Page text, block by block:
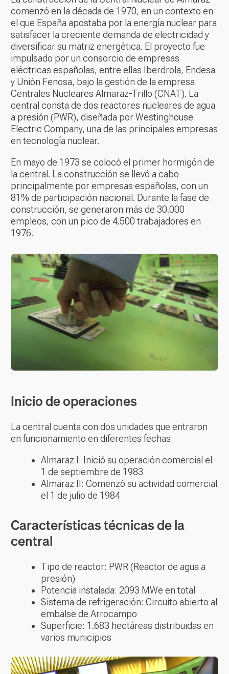
comenzó en la década de 1970, en un contexto en
el que España apostaba por la energía nuclear para
satisfacer la creciente demanda de electricidad y
diversificar su matriz energética. El proyecto fue
impulsado por un consorcio de empresas
eléctricas españolas, entre ellas Iberdrola, Endesa
y Unión Fenosa, bajo la gestión de la empresa
Centrales Nucleares Almaraz-Trillo (CNAT). La
central consta de dos reactores nucleares de agua
a presión (PWR), diseñada por Westinghouse
Electric Company, una de las principales empresas
en tecnología nuclear.
En mayo de 1973 se colocó el primer hormigón de
la central. La construcción se llevó a cabo
principalmente por empresas españolas, con un
81% de participación nacional. Durante la fase de
construcción, se generaron más de 30.000
empleos, con un pico de 4.500 trabajadores en
1976.
Inicio de operaciones
La central cuenta con dos unidades que entraron
en funcionamiento en diferentes fechas:
Almaraz I: Inició su operación comercial el
1 de septiembre de 1983
Almaraz II: Comenzó su actividad comercial
el 1 de julio de 1984
Características técnicas de la
central
Tipo de reactor: PWR (Reactor de agua a
presión)
Potencia instalada: 2093 MWe en total
Sistema de refrigeración: Circuito abierto al
embalse de Arrocampo
Superficie: 1.683 hectáreas distribuidas en
varios municipios